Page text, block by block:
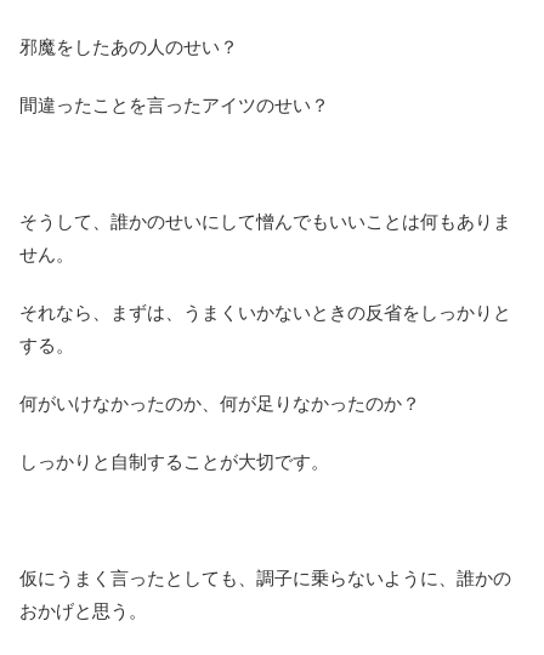
邪魔をしたあの人のせい？
間違ったことを言ったアイツのせい？
そうして、誰かのせいにして憎んでもいいことは何もありま
せん。
それなら、まずは、うまくいかないときの反省をしっかりと
する。
何がいけなかったのか、何が足りなかったのか？
しっかりと自制することが大切です。
仮にうまく言ったとしても、調子に乗らないように、誰かの
おかげと思う。